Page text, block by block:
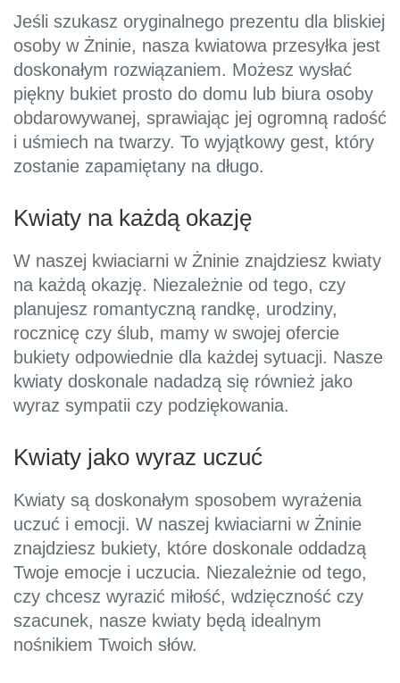
Jeśli szukasz oryginalnego prezentu dla bliskiej
osoby w Żninie, nasza kwiatowa przesyłka jest
doskonałym rozwiązaniem. Możesz wysłać
piękny bukiet prosto do domu lub biura osoby
obdarowywanej, sprawiając jej ogromną radość
i uśmiech na twarzy. To wyjątkowy gest, który
zostanie zapamiętany na długo.
Kwiaty na każdą okazję
W naszej kwiaciarni w Żninie znajdziesz kwiaty
na każdą okazję. Niezależnie od tego, czy
planujesz romantyczną randkę, urodziny,
rocznicę czy ślub, mamy w swojej ofercie
bukiety odpowiednie dla każdej sytuacji. Nasze
kwiaty doskonale nadadzą się również jako
wyraz sympatii czy podziękowania.
Kwiaty jako wyraz uczuć
Kwiaty są doskonałym sposobem wyrażenia
uczuć i emocji. W naszej kwiaciarni w Żninie
znajdziesz bukiety, które doskonale oddadzą
Twoje emocje i uczucia. Niezależnie od tego,
czy chcesz wyrazić miłość, wdzięczność czy
szacunek, nasze kwiaty będą idealnym
nośnikiem Twoich słów.